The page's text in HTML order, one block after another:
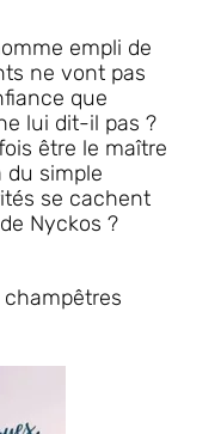
empli de
ne vont pas
que
lui dit-il pas ?
être le maître
du simple
se cachent
Nyckos ?